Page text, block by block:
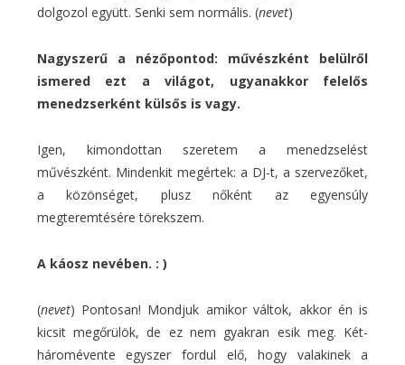
dolgozol együtt. Senki sem normális. (nevet)
Nagyszerű a nézőpontod: művészként belülről
ismered ezt a világot, ugyanakkor felelős
menedzserként külsős is vagy.
Igen, kimondottan szeretem a menedzselést
művészként. Mindenkit megértek: a DJ-t, a szervezőket,
a közönséget, plusz nőként az egyensúly
megteremtésére törekszem.
A káosz nevében. : )
(nevet) Pontosan! Mondjuk amikor váltok, akkor én is
kicsit megőrülök, de ez nem gyakran esik meg. Két-
háromévente egyszer fordul elő, hogy valakinek a